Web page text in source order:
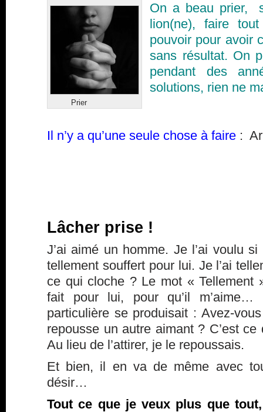
Prier
On a beau prier,
lion(ne), faire
pouvoir pour avoir
sans résultat. On
pendant des
solutions, rien ne
Il n’y a qu’une seule chose à faire :
Lâcher prise !
J’ai aimé un homme. Je l’ai voulu
tellement souffert pour lui. Je l’ai
ce qui cloche ? Le mot « Tellement
fait pour lui, pour qu’il m’aime…
particulière se produisait : Avez-
repousse un autre aimant ? C’est
Au lieu de l’attirer, je le repoussais.
Et bien, il en va de même avec
désir…
Tout ce que je veux plus que